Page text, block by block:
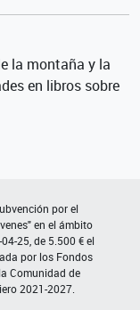
la montaña y la
en libros sobre
por el
en el ámbito
25, de 5.500 € el
por los Fondos
Comunidad de
2021-2027.